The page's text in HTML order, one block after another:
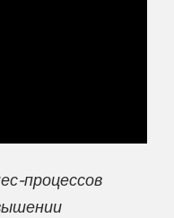
процессов